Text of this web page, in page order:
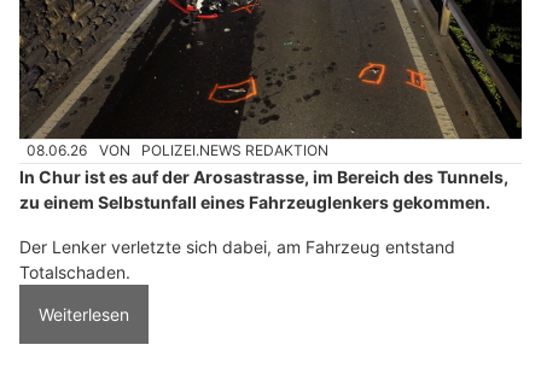
08.06.26 VON POLIZEI.NEWS REDAKTION
In Chur ist es auf der Arosastrasse, im Bereich des Tunnels,
zu einem Selbstunfall eines Fahrzeuglenkers gekommen.
Der Lenker verletzte sich dabei, am Fahrzeug entstand
Totalschaden.
Weiterlesen